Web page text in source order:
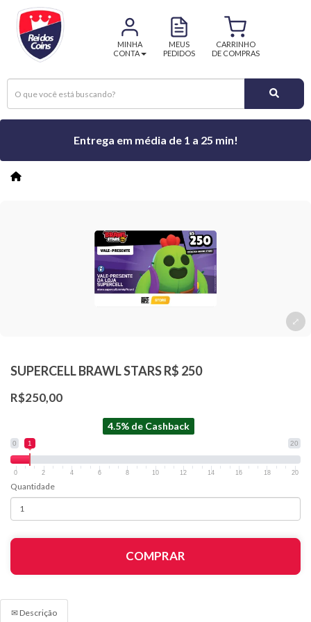
MINHA
CONTA
MEUS
PEDIDOS
CARRINHO
DE COMPRAS
Entrega em média de 1 a 25 min!
SUPERCELL BRAWL STARS R$ 250
R$250,00
4.5% de Cashback
0 20
1
0 2 4 6 8 10 12 14 16 18 20
Quantidade
COMPRAR
✉ Descrição